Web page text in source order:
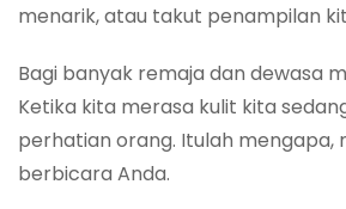
menarik, atau takut penampilan
Bagi banyak remaja dan dewasa
Ketika kita merasa kulit kita
perhatian orang. Itulah mengapa,
berbicara Anda.